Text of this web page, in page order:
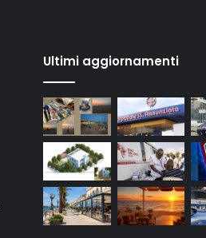
Ultimi aggiornamenti